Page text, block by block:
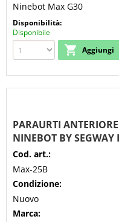
Ninebot Max G30
Disponibilità:
Disponibile
PARAURTI
NINEBOT BY SEGWAY
Cod. art.:
Max-25B
Condizione:
Nuovo
Marca: